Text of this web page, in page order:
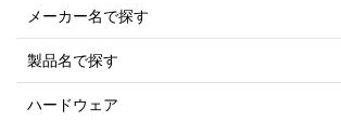
メーカー名で探す
製品名で探す
ハードウェア